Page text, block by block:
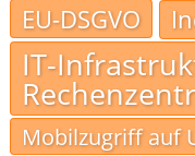
EU-DSGVO
IT-
Mobilzugriff auf